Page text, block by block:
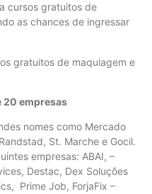
cursos gratuitos de
as chances de ingressar
gratuitos de maquiagem e
20 empresas
nomes como Mercado
St. Marche e Gocil.
empresas: ABAI, –
Destac, Dex Soluções
Prime Job, ForjaFix –